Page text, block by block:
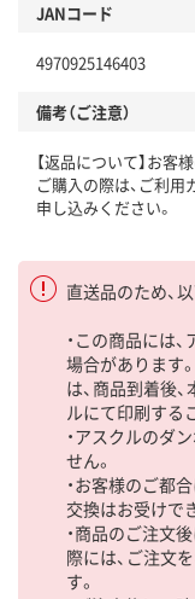
JANコード
4970925146403
備考（ご注意）
【返品について】お客
ご購入の際は、ご利用
申し込みください。
直送品のため、
・この商品には
場合があります
は、商品到着後
ルにて印刷する
・アスクルのダ
せん。
・お客様のご都
交換はお受けで
・商品のご注文
際には、ご注文
す。